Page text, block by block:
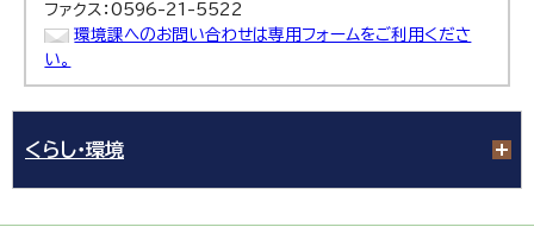
ファクス：0596-21-5522
環境課へのお問い合わせは専用フォームをご利用くださ
い。
くらし・環境